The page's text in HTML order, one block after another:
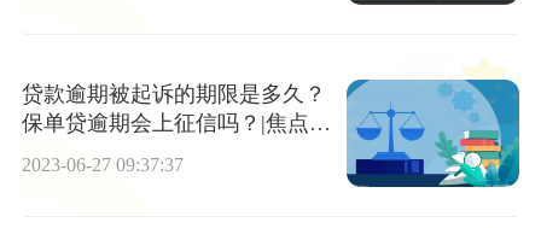
贷款逾期被起诉的期限是多久？
保单贷逾期会上征信吗？|焦点资
2023-06-27 09:37:37